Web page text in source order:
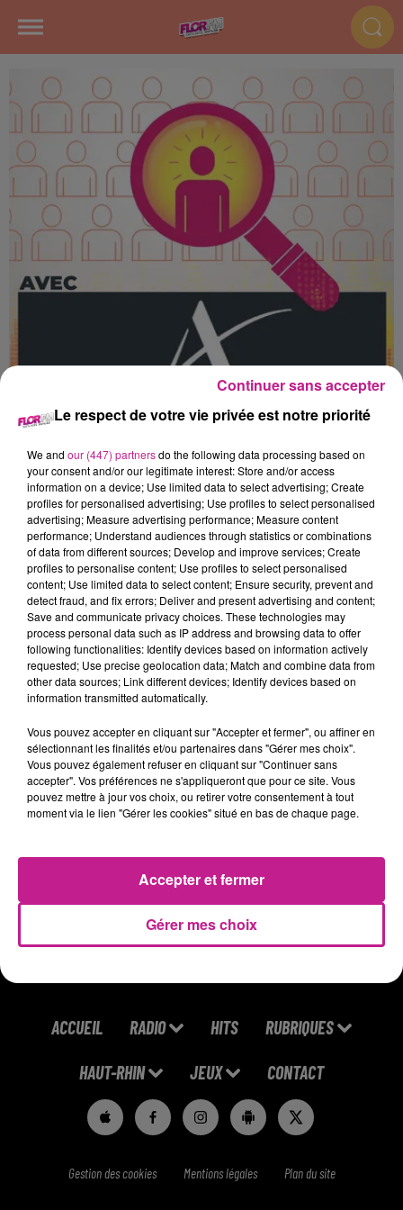
CHAUFFEUR-LIVREUR /
CHAUFFEUSE-LIVREUSE (H/F)
Mulhouse
Les missions :
Le Chauffeur-livreur / La Chauffeuse-livreuse assure la
distribution et la livraison de marchandises dans divers
secteurs.
clients dans les délais impartis
Contrôle la conformité des marchandises livrées avec les
commandes
Maintient son véhicule en bon état et assure son entretien
régulier
temps de trajet
https://candidat.francetravail.fr/offres/recherche/detail/
ACCUEIL RADIO HITS RUBRIQUES
HAUT-RHIN JEUX CONTACT
Gestion des cookies Mentions légales Plan du site
Le respect de votre vie privée est notre priorité
We and our (447) partnersdo the following data processing based on
your consent and/or our legitimate interest: Store and/or access
information on a device; Use limited data to select advertising; Create
profiles for personalised advertising; Use profiles to select personalised
advertising; Measure advertising performance; Measure content
performance; Understand audiences through statistics or combinations
of data from different sources; Develop and improve services; Create
profiles to personalise content; Use profiles to select personalised
content; Use limited data to select content; Ensure security, prevent and
detect fraud, and fix errors; Deliver and present advertising and content;
Save and communicate privacy choices. These technologies may
process personal data such as IP address and browsing data to offer
following functionalities: Identify devices based on information actively
requested; Use precise geolocation data; Match and combine data from
other data sources; Link different devices; Identify devices based on
information transmitted automatically.
Vous pouvez accepter en cliquant sur "Accepter et fermer", ou affiner en
sélectionnant les finalités et/ou partenaires dans "Gérer mes choix".
Vous pouvez également refuser en cliquant sur "Continuer sans
accepter". Vos préférences ne s'appliqueront que pour ce site. Vous
pouvez mettre à jour vos choix, ou retirer votre consentement à tout
moment via le lien "Gérer les cookies" situé en bas de chaque page.
Gérer mes choix
Accepter et fermer
Continuer sans accepter